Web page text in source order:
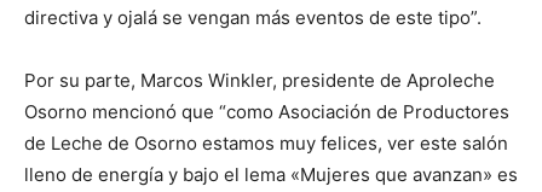
directiva y ojalá se vengan más eventos de este tipo”.
Por su parte, Marcos Winkler, presidente de Aproleche
Osorno mencionó que “como Asociación de Productores
de Leche de Osorno estamos muy felices, ver este salón
lleno de energía y bajo el lema «Mujeres que avanzan» es